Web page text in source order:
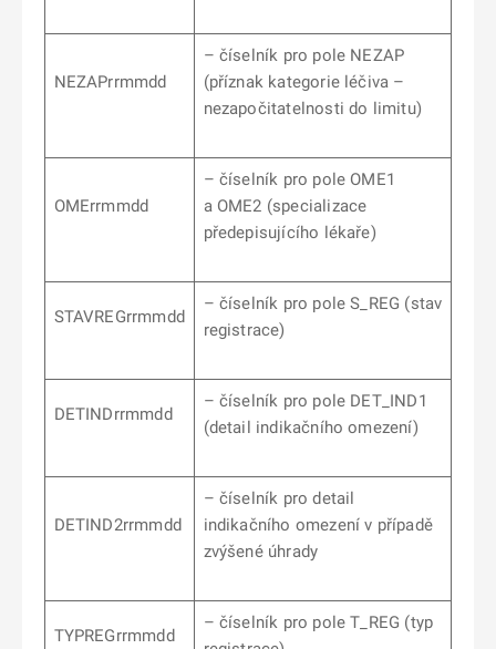
NEZAPrrmmdd
– číselník pro pole NEZAP
(příznak kategorie léčiva –
nezapočitatelnosti do limitu)
OMErrmmdd
– číselník pro pole OME1
a OME2 (specializace
předepisujícího lékaře)
STAVREGrrmmdd
– číselník pro pole S_REG (stav
registrace)
DETINDrrmmdd
– číselník pro pole DET_IND1
(detail indikačního omezení)
DETIND2rrmmdd
– číselník pro detail
indikačního omezení v případě
zvýšené úhrady
TYPREGrrmmdd
– číselník pro pole T_REG (typ